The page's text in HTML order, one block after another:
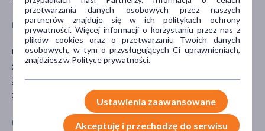
PROBLEM
rana
stłuczenie
zwichnięcie
żylaki
SPECYFIKA
Wielorazowe
UKŁADY NARZĄDOWE PORA STOSOWANIA
przetwarzania danych osobowych przez naszych
partnerów znajduje się w ich politykach ochrony
prywatności. Więcej informacji o korzystaniu przez nas z
plików cookies oraz o przetwarzaniu Twoich danych
osobowych, w tym o przysługujących Ci uprawnieniach,
znajdziesz w Polityce prywatności.
Ustawienia zaawansowane
Akceptuję i przechodzę do serwisu